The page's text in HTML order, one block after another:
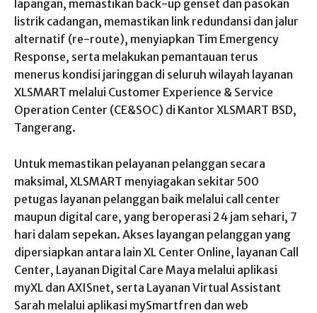
lapangan, memastikan back-up genset dan pasokan
listrik cadangan, memastikan link redundansi dan jalur
alternatif (re-route), menyiapkan Tim Emergency
Response, serta melakukan pemantauan terus
menerus kondisi jaringgan di seluruh wilayah layanan
XLSMART melalui Customer Experience & Service
Operation Center (CE&SOC) di Kantor XLSMART BSD,
Tangerang.
Untuk memastikan pelayanan pelanggan secara
maksimal, XLSMART menyiagakan sekitar 500
petugas layanan pelanggan baik melalui call center
maupun digital care, yang beroperasi 24 jam sehari, 7
hari dalam sepekan. Akses layangan pelanggan yang
dipersiapkan antara lain XL Center Online, layanan Call
Center, Layanan Digital Care Maya melalui aplikasi
myXL dan AXISnet, serta Layanan Virtual Assistant
Sarah melalui aplikasi mySmartfren dan web